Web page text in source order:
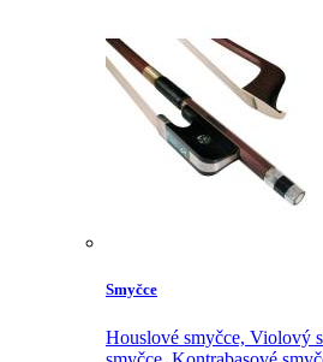
Smyčce
Houslové smyčce, Violový